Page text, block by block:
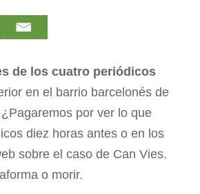
de los cuatro periódicos
en el barrio barcelonés de
por ver lo que
diez horas antes o en los
sobre el caso de Can Vies.
o morir.